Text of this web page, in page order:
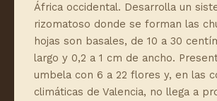
África occidental. Desarrolla un
rizomatoso donde se forman las
hojas son basales, de 10 a 30
largo y 0,2 a 1 cm de ancho.
umbela con 6 a 22 flores y, en las
climáticas de Valencia, no llega a